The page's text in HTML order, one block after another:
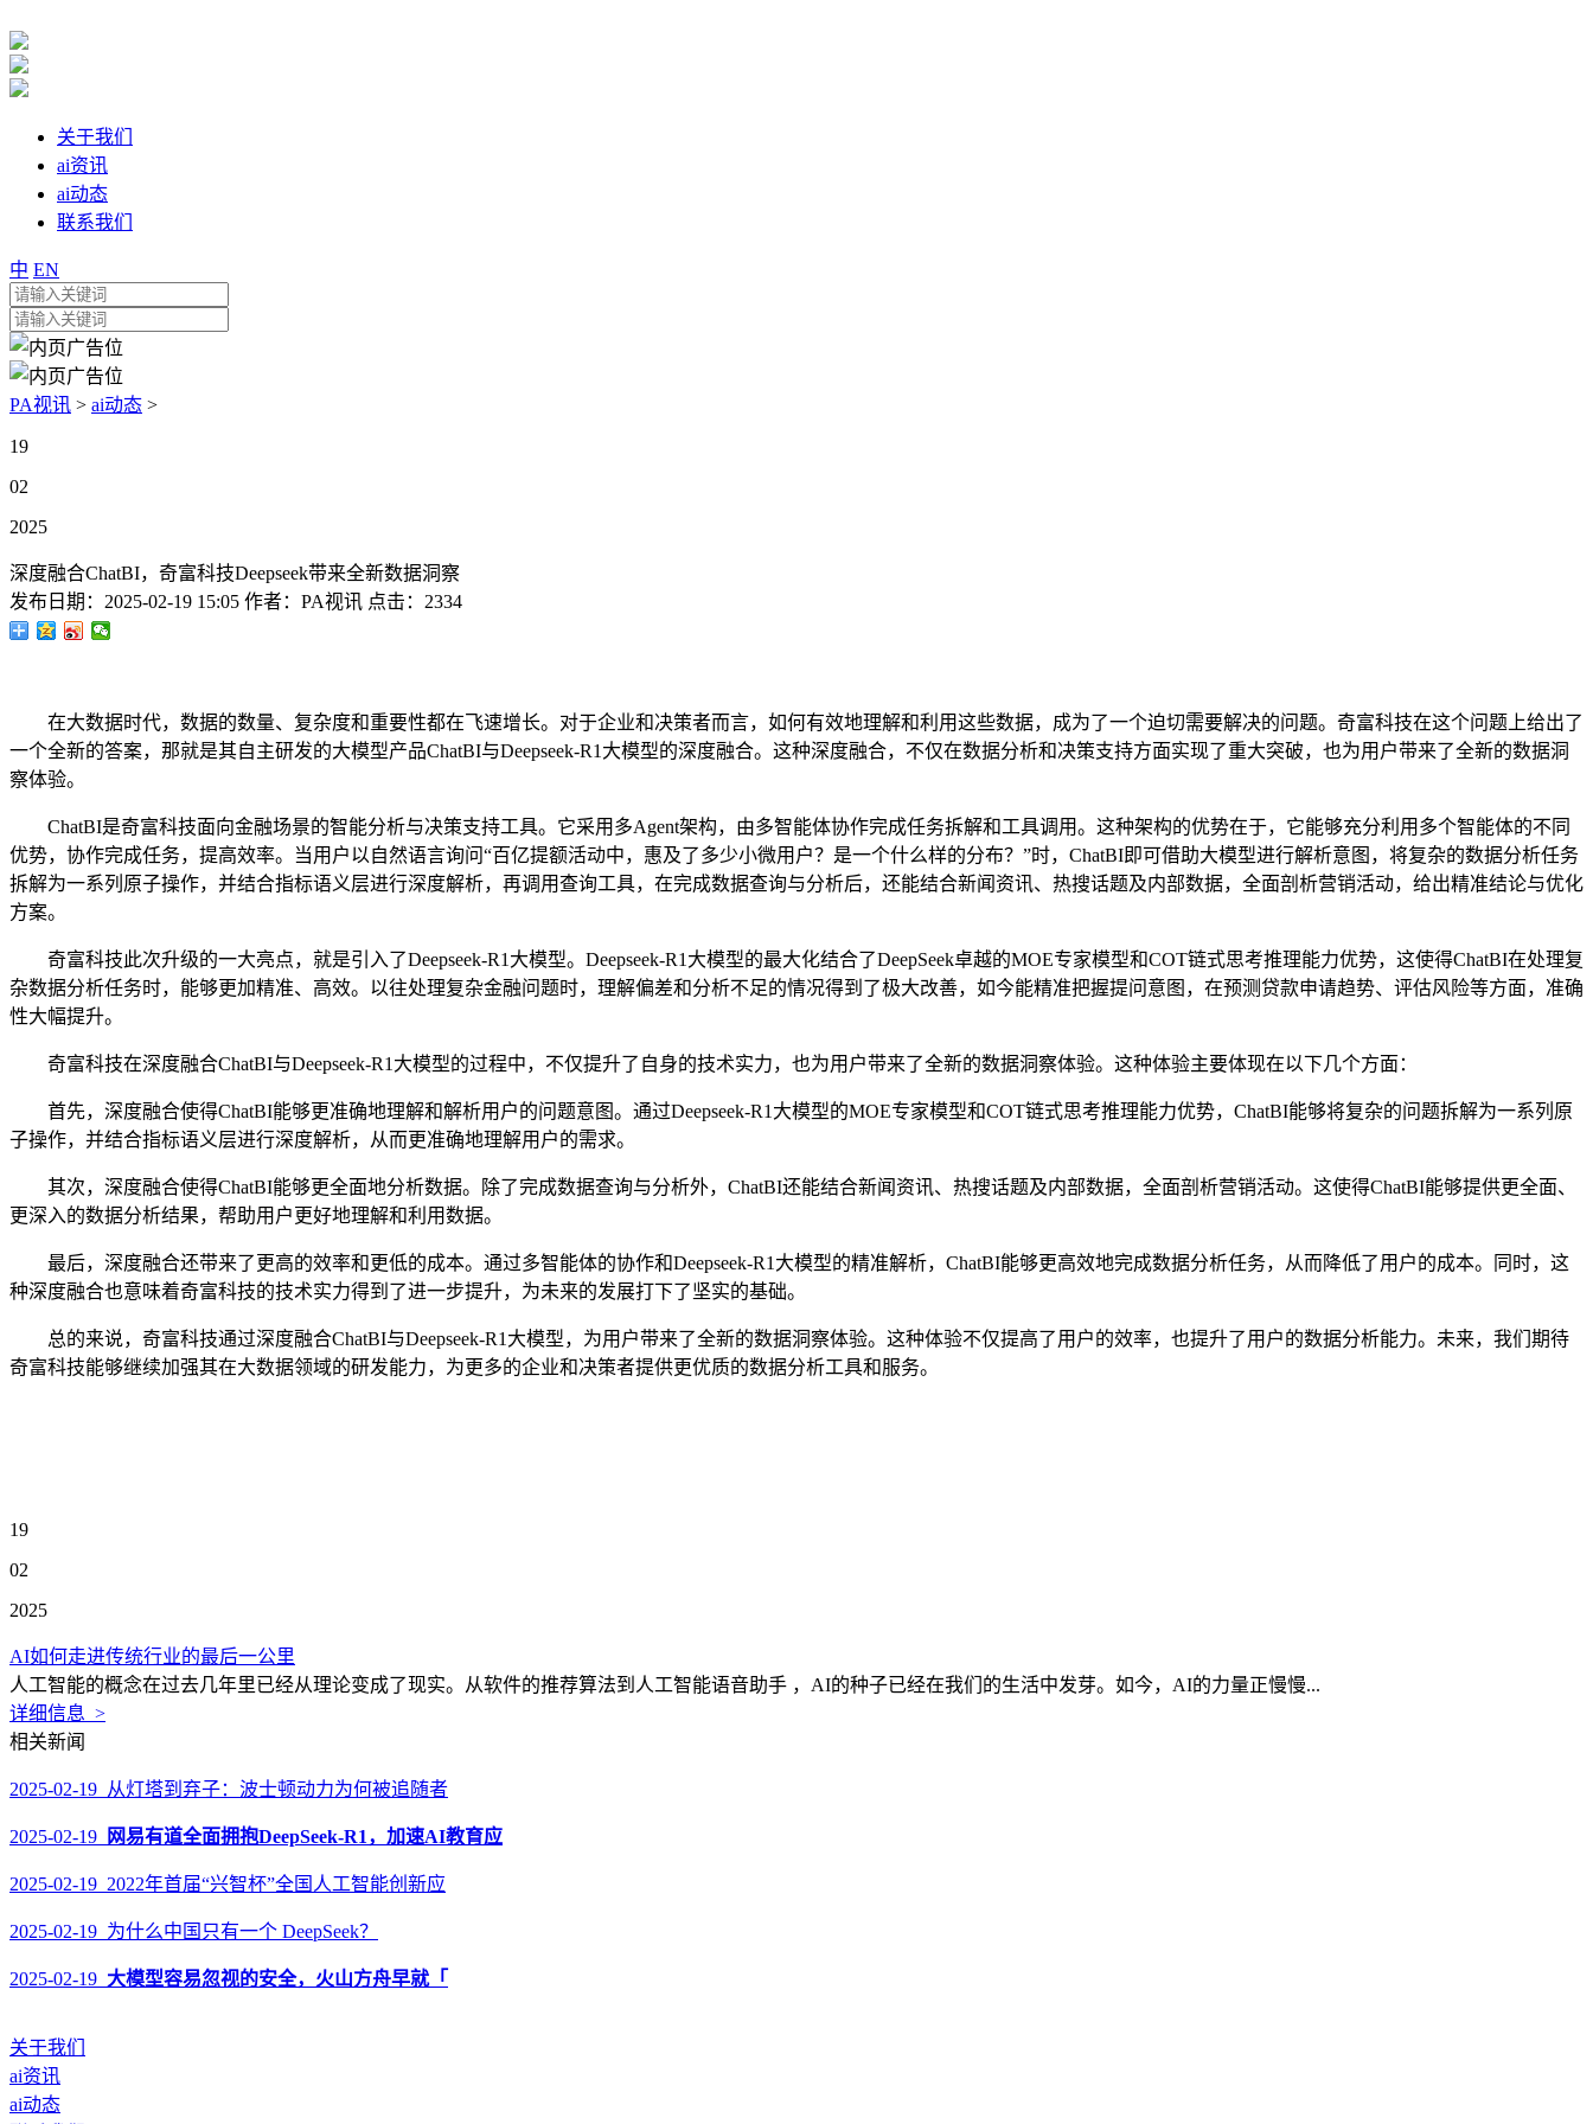
关于我们
ai资讯
ai动态
联系我们
中 EN
PA视讯 > ai动态 >
19
02
2025
深度融合ChatBI，奇富科技Deepseek带来全新数据洞察
发布日期： 2025-02-19 15:05 作者： PA视讯 点击： 2334
在大数据时代，数据的数量、复杂度和重要性都在飞速增长。对于企业和决策者而言，如何有效地理解和利用这些数据，成为了一个迫切需要解决的问题。奇富科技在这个问题上给出了
一个全新的答案，那就是其自主研发的大模型产品ChatBI与Deepseek-R1大模型的深度融合。这种深度融合，不仅在数据分析和决策支持方面实现了重大突破，也为用户带来了全新的数据洞
察体验。
ChatBI是奇富科技面向金融场景的智能分析与决策支持工具。它采用多Agent架构，由多智能体协作完成任务拆解和工具调用。这种架构的优势在于，它能够充分利用多个智能体的不同
优势，协作完成任务，提高效率。当用户以自然语言询问“百亿提额活动中，惠及了多少小微用户？是一个什么样的分布？”时，ChatBI即可借助大模型进行解析意图，将复杂的数据分析任务
拆解为一系列原子操作，并结合指标语义层进行深度解析，再调用查询工具，在完成数据查询与分析后，还能结合新闻资讯、热搜话题及内部数据，全面剖析营销活动，给出精准结论与优化
方案。
奇富科技此次升级的一大亮点，就是引入了Deepseek-R1大模型。Deepseek-R1大模型的最大化结合了DeepSeek卓越的MOE专家模型和COT链式思考推理能力优势，这使得ChatBI在处理复
杂数据分析任务时，能够更加精准、高效。以往处理复杂金融问题时，理解偏差和分析不足的情况得到了极大改善，如今能精准把握提问意图，在预测贷款申请趋势、评估风险等方面，准确
性大幅提升。
奇富科技在深度融合ChatBI与Deepseek-R1大模型的过程中，不仅提升了自身的技术实力，也为用户带来了全新的数据洞察体验。这种体验主要体现在以下几个方面：
首先，深度融合使得ChatBI能够更准确地理解和解析用户的问题意图。通过Deepseek-R1大模型的MOE专家模型和COT链式思考推理能力优势，ChatBI能够将复杂的问题拆解为一系列原
子操作，并结合指标语义层进行深度解析，从而更准确地理解用户的需求。
其次，深度融合使得ChatBI能够更全面地分析数据。除了完成数据查询与分析外，ChatBI还能结合新闻资讯、热搜话题及内部数据，全面剖析营销活动。这使得ChatBI能够提供更全面、
更深入的数据分析结果，帮助用户更好地理解和利用数据。
最后，深度融合还带来了更高的效率和更低的成本。通过多智能体的协作和Deepseek-R1大模型的精准解析，ChatBI能够更高效地完成数据分析任务，从而降低了用户的成本。同时，这
种深度融合也意味着奇富科技的技术实力得到了进一步提升，为未来的发展打下了坚实的基础。
总的来说，奇富科技通过深度融合ChatBI与Deepseek-R1大模型，为用户带来了全新的数据洞察体验。这种体验不仅提高了用户的效率，也提升了用户的数据分析能力。未来，我们期待
奇富科技能够继续加强其在大数据领域的研发能力，为更多的企业和决策者提供更优质的数据分析工具和服务。
19
02
2025
AI如何走进传统行业的最后一公里
人工智能的概念在过去几年里已经从理论变成了现实。从软件的推荐算法到人工智能语音助手 ，AI的种子已经在我们的生活中发芽。如今，AI的力量正慢慢...
详细信息 >
相关新闻
2025-02-19 从灯塔到弃子：波士顿动力为何被追随者
2025-02-19 网易有道全面拥抱DeepSeek-R1，加速AI教育应
2025-02-19 2022年首届“兴智杯”全国人工智能创新应
2025-02-19 为什么中国只有一个 DeepSeek？
2025-02-19 大模型容易忽视的安全，火山方舟早就「
关于我们
ai资讯
ai动态